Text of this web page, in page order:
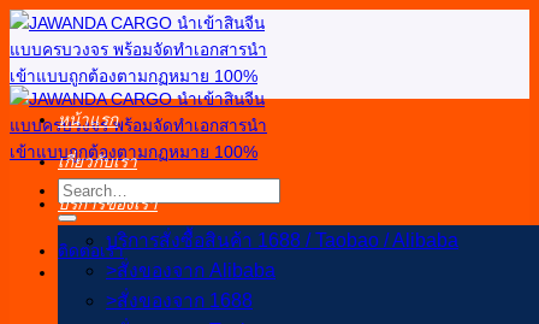
ข้าม
ไป
ยัง
เนื้อหา
ติดต่อเรา
หน้าแรก
เกี่ยวกับเรา
บริการของเรา
บริการสั่งซื้อสินค้า 1688 / Taobao / Alibaba
>สั่งของจาก Alibaba
>สั่งของจาก 1688